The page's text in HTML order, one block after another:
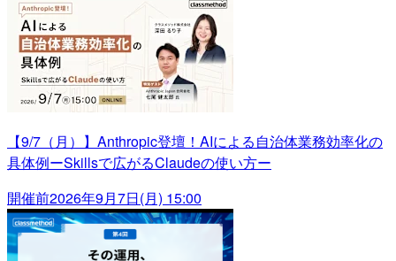
【9/7（月）】Anthropic登壇！AIによる自治体業務効率化の
具体例ーSkillsで広がるClaudeの使い方ー
開催前2026年9月7日(月) 15:00